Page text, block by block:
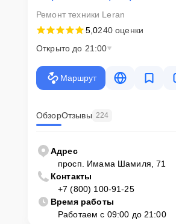
Ремонт техники Leran
5,0240 оценки
Открыто до 21:00
Маршрут
ОбзорОтзывы 224
Адрес
просп. Имама Шамиля, 71
Контакты
+7 (800) 100-91-25
Время работы
Работаем с 09:00 до 21:00